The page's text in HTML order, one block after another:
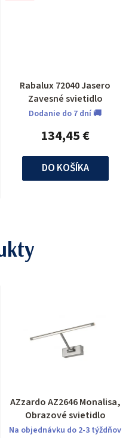
Rabalux 72040 Jasero
Zavesné svietidlo
Dodanie do 7 dní 🚚
134,45 €
DO KOŠÍKA
AZzardo AZ2646 Monalisa,
Obrazové svietidlo
Na objednávku do 2-3 týždňov